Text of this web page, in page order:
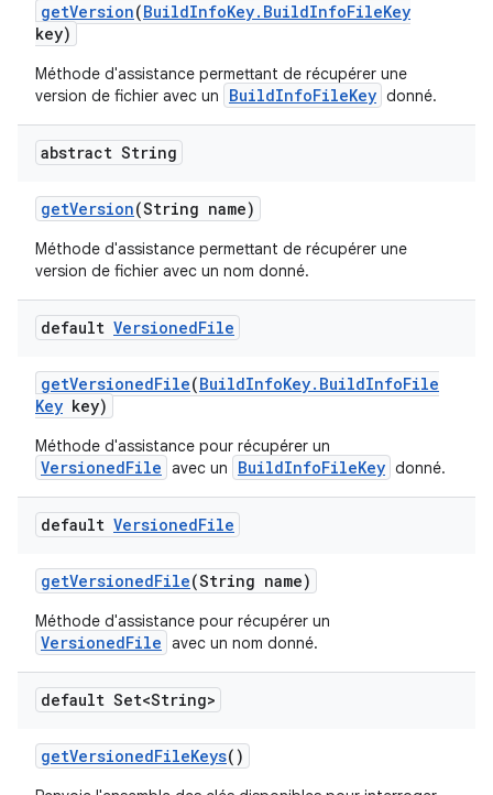
getVersion(BuildInfoKey. BuildInfoFileKey
key)
Méthode d'assistance permettant de récupérer une
version de fichier avec un
BuildInfoFileKey donné.
abstract String
getVersion(String name)
Méthode d'assistance permettant de récupérer une
version de fichier avec un nom donné.
default VersionedFile
getVersionedFile(BuildInfoKey. BuildInfoFile
Key key)
Méthode d'assistance pour récupérer un
VersionedFile avec un BuildInfoFileKey donné.
default VersionedFile
getVersionedFile(String name)
Méthode d'assistance pour récupérer un
VersionedFile avec un nom donné.
default Set<String>
getVersionedFileKeys()